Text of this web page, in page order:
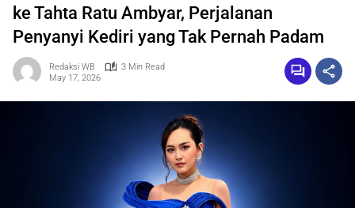
ke Tahta Ratu Ambyar, Perjalanan
Penyanyi Kediri yang Tak Pernah Padam
Redaksi WB
3 Min Read
May 17, 2026